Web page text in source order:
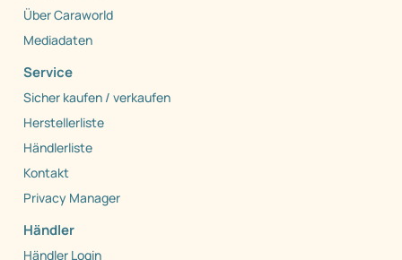
Über Caraworld
Mediadaten
Service
Sicher kaufen / verkaufen
Herstellerliste
Händlerliste
Kontakt
Privacy Manager
Händler
Händler Login